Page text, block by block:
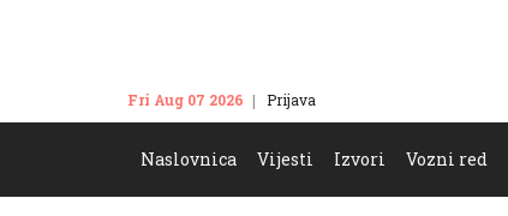
Fri Aug 07 2026 Prijava
Naslovnica Vijesti Izvori Vozni red